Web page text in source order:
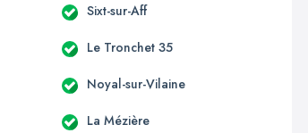
Sixt-sur-Aff
Le Tronchet 35
Noyal-sur-Vilaine
La Mézière